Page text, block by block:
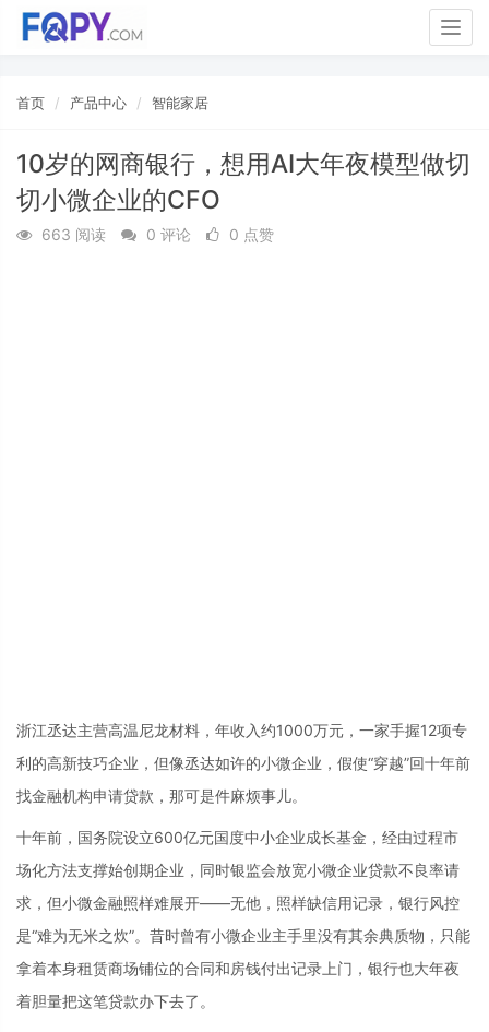
首页 产品中心 智能家居
10岁的网商银行，想用AI大年夜模型做切
切小微企业的CFO
663 阅读 0 评论 0 点赞
浙江丞达主营高温尼龙材料，年收入约1000万元，一家手握12项专
利的高新技巧企业，但像丞达如许的小微企业，假使“穿越”回十年前
找金融机构申请贷款，那可是件麻烦事儿。
十年前，国务院设立600亿元国度中小企业成长基金，经由过程市
场化方法支撑始创期企业，同时银监会放宽小微企业贷款不良率请
求，但小微金融照样难展开——无他，照样缺信用记录，银行风控
是“难为无米之炊”。昔时曾有小微企业主手里没有其余典质物，只能
拿着本身租赁商场铺位的合同和房钱付出记录上门，银行也大年夜
着胆量把这笔贷款办下去了。